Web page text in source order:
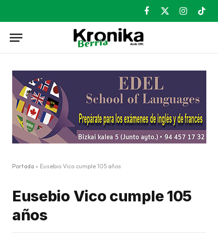
Facebook
X
Instagram
Portada » Eusebio Vico cumple 105 años
Eusebio Vico cumple 105
años